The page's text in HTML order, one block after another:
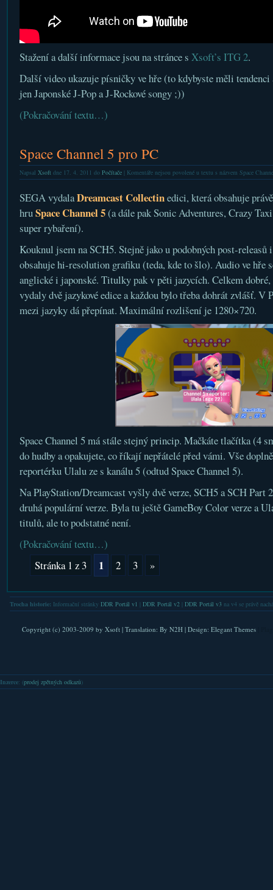
Stažení a další informace jsou na stránce s Xsoft’s ITG 2.
Další video ukazuje písničky ve hře (to kdybyste měli
jen Japonské J-Pop a J-Rockové songy ;))
(Pokračování textu…)
Space Channel 5 pro PC
Napsal Xsoftdne 17. 4. 2011 do Počítače| Komentáře nejsou povolenéu textu s názvem Space
SEGA vydalaDreamcast Collectinedici, která obsahuje
hruSpace Channel 5(a dále pak Sonic Adventures, Crazy
super rybaření).
Kouknul jsem na SCH5. Stejně jako u podobných post-releasů
obsahuje hi-resolution grafiku (teda, kde to šlo). Audio ve hře
anglické i japonské. Titulky pak v pěti jazycích. Celkem dobré,
vydaly dvě jazykové edice a každou bylo třeba dohrát zvlášť. V
mezi jazyky dá přepínat. Maximální rozlišení je 1280×720.
Space Channel 5 má stále stejný princip. Mačkáte tlačítka (4
do hudby a opakujete, co říkají nepřátelé před vámi. Vše
reportérku Ulalu ze s kanálu 5 (odtud Space Channel 5).
Na PlayStation/Dreamcast vyšly dvě verze, SCH5 a SCH Part
druhá populární verze. Byla tu ještě GameBoy Color verze a
titulů, ale to podstatné není.
(Pokračování textu…)
Stránka 1 z 3
1 2 3 »
Trocha historie: Informační stránky DDR Portál v1 DDR Portál v2| DDR Portál v3na v4 se právě
Copyright (c) 2003-2009 by Xsoft| Translation: By N2H| Design: Elegant Themes
Inzerce: (prodej zpětných odkazů )